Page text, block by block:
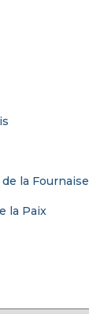
la Fournaise
la Paix